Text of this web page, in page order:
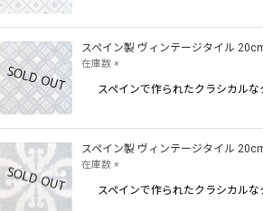
スペイン製 ヴィンテージタイル
在庫数 ×
スペインで作られたクラシカル
スペイン製 ヴィンテージタイル
在庫数 ×
スペインで作られたクラシカル